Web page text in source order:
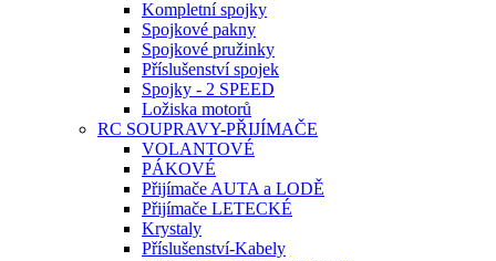
Kompletní spojky
Spojkové pakny
Spojkové pružinky
Příslušenství spojek
Spojky - 2 SPEED
Ložiska motorů
RC SOUPRAVY-PŘIJÍMAČE
VOLANTOVÉ
PÁKOVÉ
Přijímače AUTA a LODĚ
Přijímače LETECKÉ
Krystaly
Příslušenství-Kabely